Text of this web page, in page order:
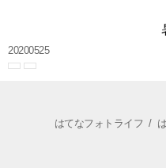
20200525
はてなフォトライフ /